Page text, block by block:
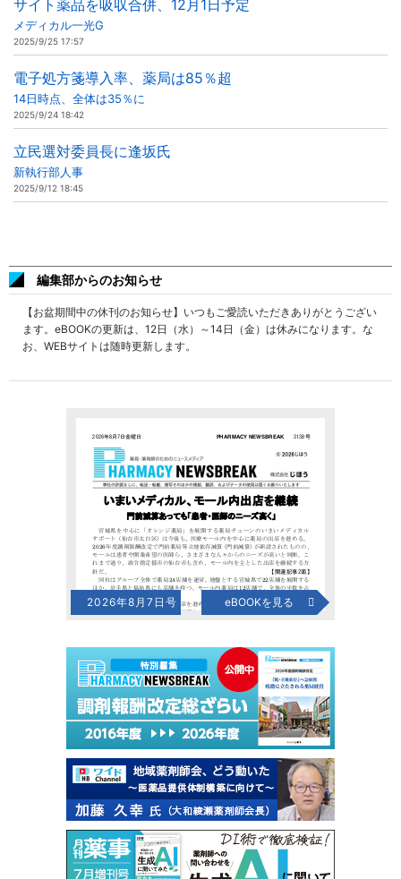
サイト薬品を吸収合併、12月1日予定
メディカル一光G
2025/9/25 17:57
電子処方箋導入率、薬局は85％超
14日時点、全体は35％に
2025/9/24 18:42
立民選対委員長に逢坂氏
新執行部人事
2025/9/12 18:45
編集部からのお知らせ
【お盆期間中の休刊のお知らせ】いつもご愛読いただきありがとうござい
ます。eBOOKの更新は、12日（水）～14日（金）は休みになります。な
お、WEBサイトは随時更新します。
2026年8月7日号 eBOOKを見る